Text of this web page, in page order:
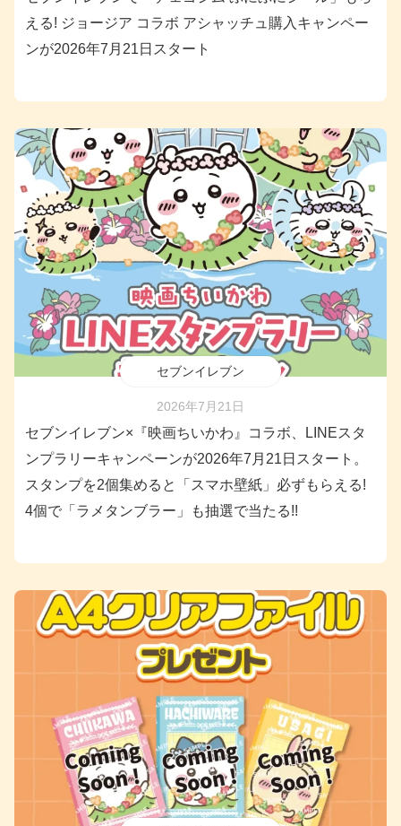
える! ジョージア コラボ アシャッチュ購入キャンペー
ンが2026年7月21日スタート
セブンイレブン
2026年7月21日
セブンイレブン×『映画ちいかわ』コラボ、LINEスタ
ンプラリーキャンペーンが2026年7月21日スタート。
スタンプを2個集めると「スマホ壁紙」必ずもらえる!
4個で「ラメタンブラー」も抽選で当たる!!